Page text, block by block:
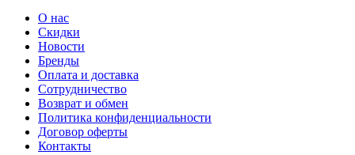
О нас
Скидки
Новости
Бренды
Оплата и доставка
Сотрудничество
Возврат и обмен
Политика конфиденциальности
Договор оферты
Контакты